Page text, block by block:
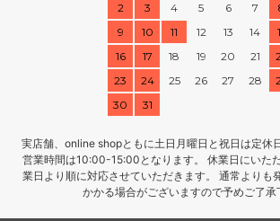
2
3 4 5 6 7
9
10 11 12 13 14
16
17 18 19 20 21
23
24 25 26 27 28
30
31
実店舗、online shopともに土日月曜日と祝日は定休
営業時間は10:00-15:00となります。 休業日にいた
業日より順に対応させていただきます。 通常よりも
かかる場合がございますので予めご了承